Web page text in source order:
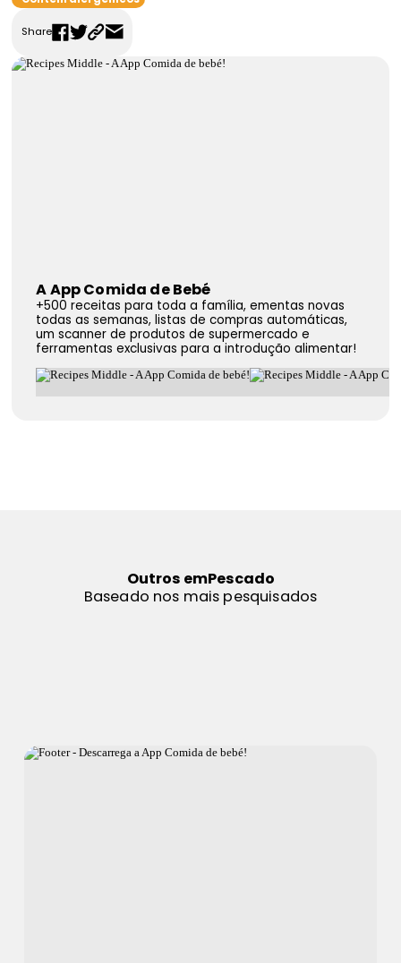
FAQS
Contactos
Share
A App Comida de Bebé
+500 receitas para toda a família, ementas novas
todas as semanas, listas de compras automáticas,
um scanner de produtos de supermercado e
ferramentas exclusivas para a introdução alimentar!
Outros emPescado
Baseado nos mais pesquisados